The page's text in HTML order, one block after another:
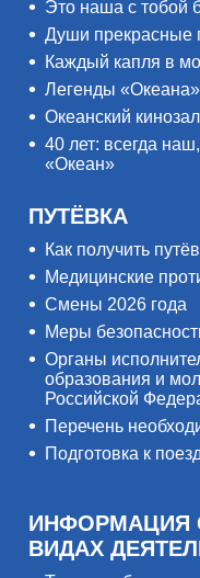
Это наша с тобой
Души прекрасные
Каждый капля в
Легенды «Океана»
Океанский кинозал
40 лет: всегда
«Океан»
ПУТЁВКА
Как получить
Медицинские
Смены 2026 года
Меры
Органы
образования и
Российской
Перечень
Подготовка к
ИНФОРМАЦИЯ
ВИДАХ